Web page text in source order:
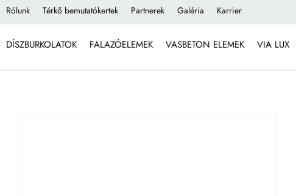
Rólunk Térkő bemutatókertek Partnerek Galéria Karrier
DÍSZBURKOLATOK FALAZÓELEMEK VASBETON ELEMEK VIA LUX